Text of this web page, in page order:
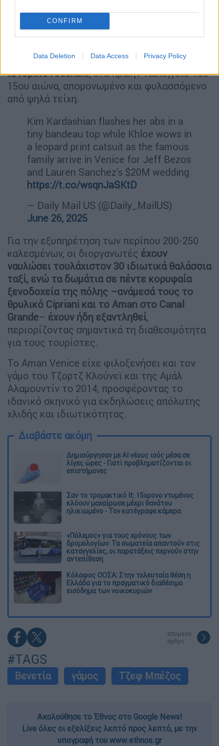
CONFIRM
Data Deletion Data Access Privacy Policy
Οι εκδηλώσεις ξεκινούν επισήμως την
Πέμπτη (26/06), με τον γάμο να τελείται την
Παρασκευή στον ναό San Giorgio Maggiore
προγραμματιστεί για το Σάββατο στο
ιστορικό Arsenale, ένα πρώην ναυπηγείο του
15ου αιώνα, απομονωμένο και φυλασσόμενο
από ψηλά τείχη.
Kim Kardashian flashes her abs in a
tiny bandeau top while Khloe wows in
a leopard print catsuit as the famous
family arrive in Venice for Jeff Bezos
and Lauren Sanchez's $20M wedding
https://t.co/wsqnJaSKtD
— Daily Mail US (@Daily_MailUS)
June 26, 2025
Για την εξυπηρέτηση των περίπου 200-250
καλεσμένων, οι διοργανωτές έχουν
ναυλώσει τουλάχιστον 30 ιδιωτικά θαλάσσια
ταξί, ενώ τα δωμάτια σε πέντε κορυφαία
ξενοδοχεία της πόλης –ανάμεσά τους το
θρυλικό Cipriani και το Aman στο Canal
Grande– έχουν ήδη εξαντληθεί,
περιορίζοντας σημαντικά τη διαθεσιμότητα
για τους τουρίστες.
Το Aman Venice είχε φιλοξενήσει και τον
γάμο του Τζορτζ Κλούνεϊ και της Αμάλ
Αλαμουντίν το 2014, προσφέροντας το
ιδανικό σκηνικό για εκδηλώσεις απόλυτης
χλιδής και ιδιωτικότητας.
Διαβάστε ακόμη
Δημιούργησαν με AI νέους ιούς μέσα σε
λίγες ώρες - Γιατί προβληματίζονται οι
επιστήμονες
Σαν το τρομακτικό It: 15χρονο ντυμένος
κλόουν μαχαίρωσε μέχρι θανάτου
ηλικιωμένο - Τον κατέγραψε κάμερα
«Πόλεμος» για τους χρόνους των
δρομολογίων: Τα σωματεία απαντούν στις
καταγγελίες, οι παρατάξεις περνούν στην
αντεπίθεση
Κόλαφος ΟΟΣΑ: Στην τελευταία θέση η
Ελλάδα για το πραγματικό διαθέσιμο
εισόδημα των νοικοκυριών
επόμενο
άρθρο
#TAGS
Βενετία γάμος Τζεφ Μπέζος
Ακολούθησε το Έθνος στο Google News!
Live όλες οι εξελίξεις λεπτό προς λεπτό, με την
υπογραφή του www.ethnos.gr